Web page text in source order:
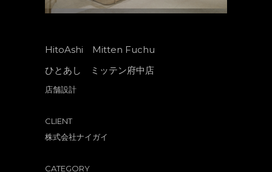
HitoAshi Mitten Fuchu
ひとあし ミッテン府中店
店舗設計
CLIENT
株式会社ナイガイ
CATEGORY